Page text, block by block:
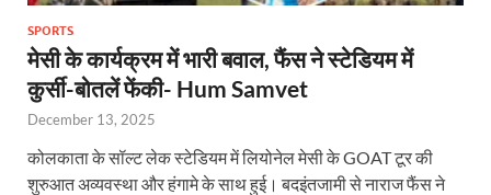
SPORTS
मेसी के कार्यक्रम में भारी बवाल, फैंस ने स्टेडियम में
कुर्सी-बोतलें फेंकी- Hum Samvet
December 13, 2025
कोलकाता के सॉल्ट लेक स्टेडियम में लियोनेल मेसी के GOAT टूर की
शुरुआत अव्यवस्था और हंगामे के साथ हुई। बदइंतजामी से नाराज फैंस ने